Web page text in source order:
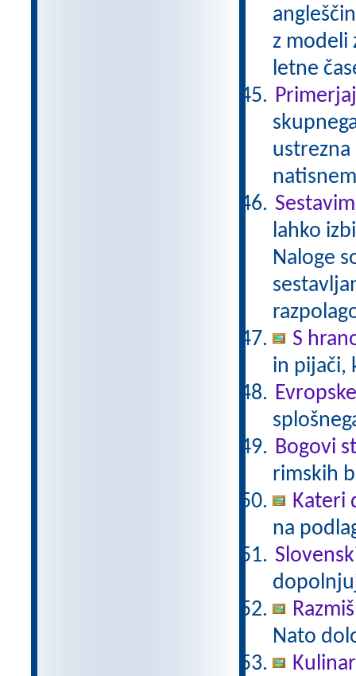
z modeli
letne
ustrezna
lahko
Naloge
S
in pijači,
Bogovi
rimskih
Kateri
na
Nato